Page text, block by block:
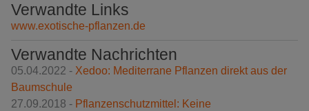
Verwandte Links
www.exotische-pflanzen.de
Verwandte Nachrichten
05.04.2022 - Xedoo: Mediterrane Pflanzen direkt aus der
Baumschule
27.09.2018 - Pflanzenschutzmittel: Keine